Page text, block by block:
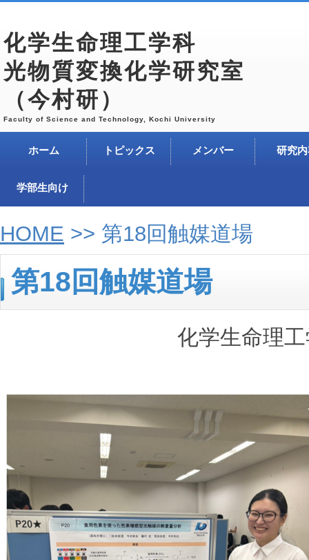
化学生命理工学科
光物質変換化学研究室
（今村研）
Faculty of Science and Technology, Kochi University
ホーム トピックス メンバー 研究
学部生向け
HOME >> 第18回触媒道場
第18回触媒道場
化学生命理